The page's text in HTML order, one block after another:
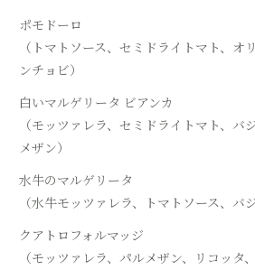
ポモドーロ
（トマトソース、セミドライトマト、オ
ンチョビ）
白いマルゲリータ ビアンカ
（モッツァレラ、セミドライトマト、バ
メザン）
水牛のマルゲリータ
（水牛モッツァレラ、トマトソース、バジ
クアトロフォルマッジ
（モッツァレラ、パルメザン、リコッタ